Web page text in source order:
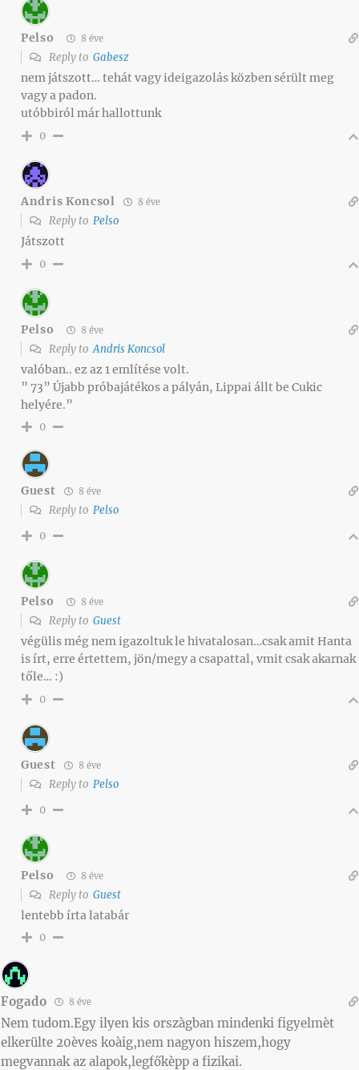
Pelso 8 éve
Reply to Gabesz
nem játszott… tehát vagy ideigazolás közben sérült meg
vagy a padon.
utóbbiról már hallottunk
0
Andris Koncsol 8 éve
Reply to Pelso
Játszott
0
Pelso 8 éve
Reply toAndris Koncsol
valóban.. ez az 1 említése volt.
” 73” Újabb próbajátékos a pályán, Lippai állt be Cukic
helyére.”
0
Guest 8 éve
Reply to Pelso
0
Pelso 8 éve
Reply to Guest
végülis még nem igazoltuk le hivatalosan…csak amit Hanta
is írt, erre értettem, jön/megy a csapattal, vmit csak akarnak
tőle… :)
0
Guest 8 éve
Reply to Pelso
0
Pelso 8 éve
Reply to Guest
lentebb írta latabár
0
Fogado 8 éve
Nem tudom.Egy ilyen kis orszàgban mindenki figyelmèt
elkerülte 20èves koàig,nem nagyon hiszem,hogy
megvannak az alapok,legfőkèpp a fizikai.